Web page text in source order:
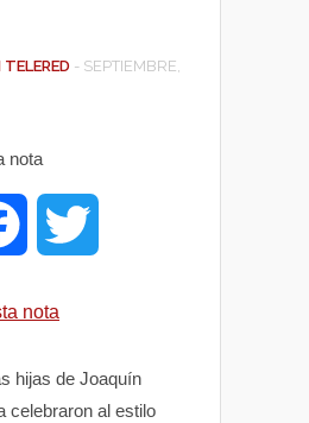
TELERED - SEPTIEMBRE,
nota
e t
nota
hijas de Joaquín
celebraron al estilo